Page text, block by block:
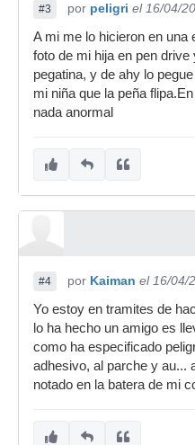
#3 por peligri el 16/04/
A mi me lo hicieron en una
foto de mi hija en pen
pegatina, y de ahy lo
mi niña que la peña
nada anormal
#4 por Kaiman el 16/04/
Yo estoy en tramites de
lo ha hecho un amigo es
como ha especificado
adhesivo, al parche y au...
notado en la batera de mi